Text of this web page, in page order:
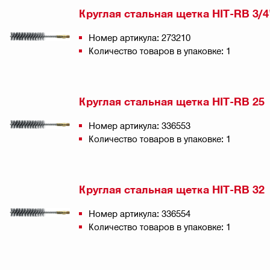
Круглая стальная щетка HIT-RB 3/
Номер артикула: 273210
Количество товаров в упаковке: 1
Круглая стальная щетка HIT-RB 25
Номер артикула: 336553
Количество товаров в упаковке: 1
Круглая стальная щетка HIT-RB 32
Номер артикула: 336554
Количество товаров в упаковке: 1